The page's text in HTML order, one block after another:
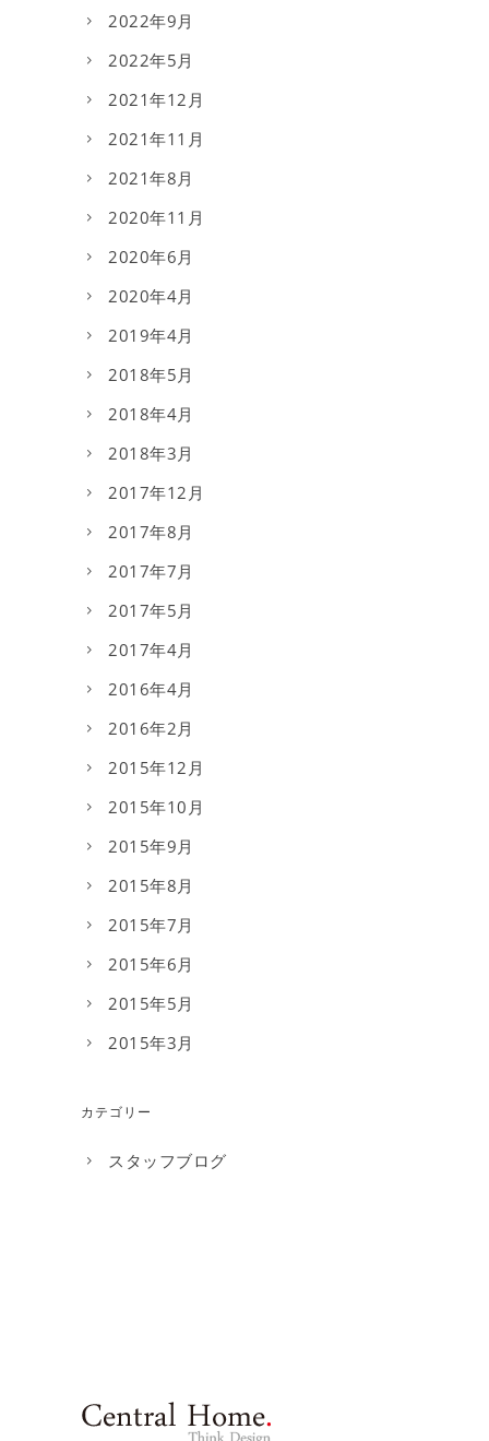
2022年9月
2022年5月
2021年12月
2021年11月
2021年8月
2020年11月
2020年6月
2020年4月
2019年4月
2018年5月
2018年4月
2018年3月
2017年12月
2017年8月
2017年7月
2017年5月
2017年4月
2016年4月
2016年2月
2015年12月
2015年10月
2015年9月
2015年8月
2015年7月
2015年6月
2015年5月
2015年3月
カテゴリー
スタッフブログ